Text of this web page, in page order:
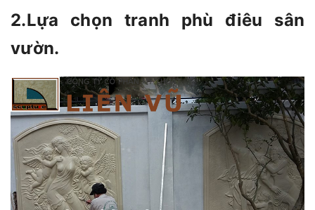
2.Lựa chọn tranh phù điêu sân
vườn.